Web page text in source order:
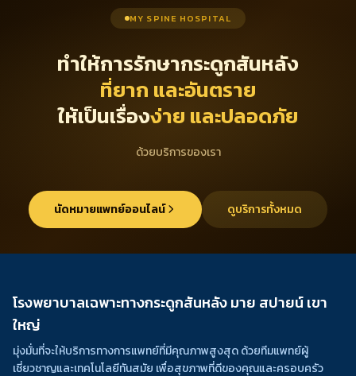
MY SPINE HOSPITAL
ทำให้การรักษากระดูกสันหลัง
ที่ยาก และอันตราย
ให้เป็นเรื่องง่าย และปลอดภัย
ด้วยบริการของเรา
นัดหมายแพทย์ออนไลน์ ดูบริการทั้งหมด
โรงพยาบาลเฉพาะทางกระดูกสันหลัง มาย สปายน์ เขา
ใหญ่
มุ่งมั่นที่จะให้บริการทางการแพทย์ที่มีคุณภาพสูงสุด ด้วยทีมแพทย์ผู้
เชี่ยวชาญและเทคโนโลยีทันสมัย เพื่อสุขภาพที่ดีของคุณและครอบครัว